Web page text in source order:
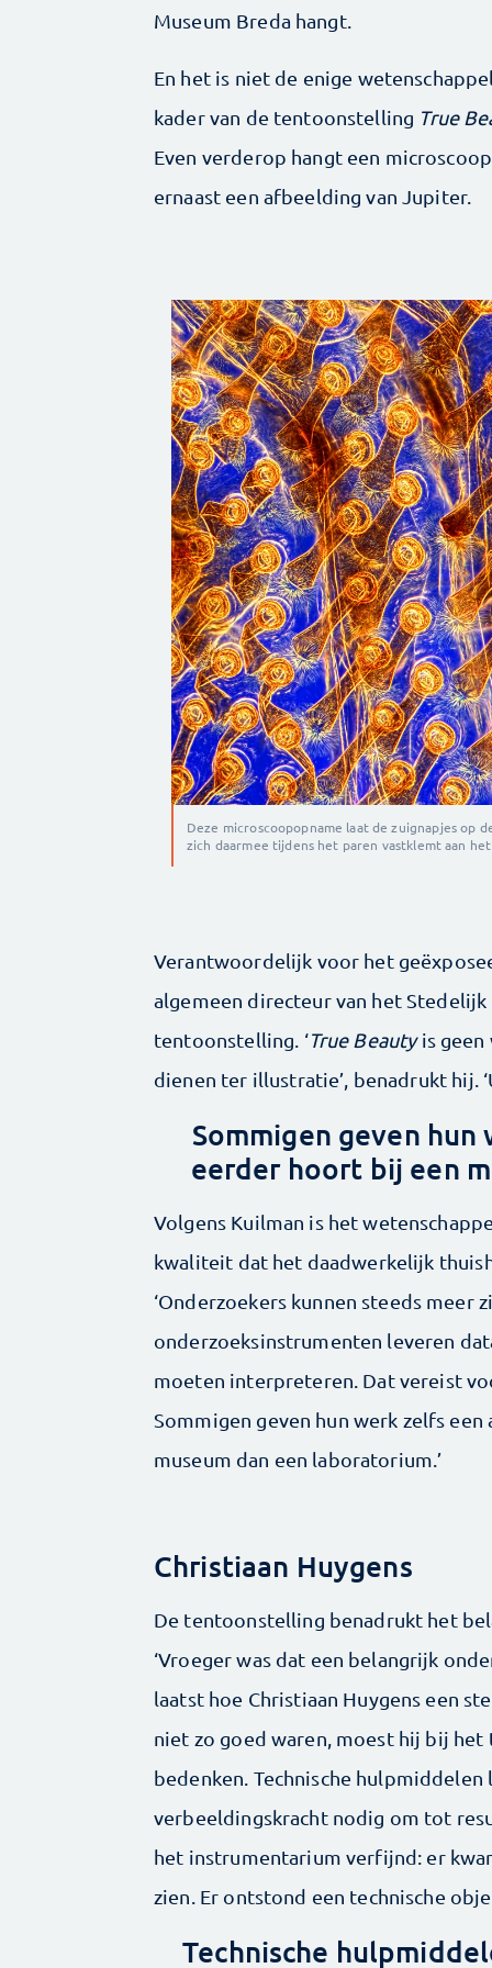
Museum Breda hangt.
En het is niet de enige
kader van de tentoonstelling True
Even verderop hangt een
ernaast een afbeelding van Jupiter.
Deze microscoopopname laat de zuignapjes op
zich daarmee tijdens het paren vastklemt aan
Verantwoordelijk voor het
algemeen directeur van het
tentoonstelling. ‘True Beautyis geen
dienen ter illustratie’, benadrukt hij.
Sommigen geven
eerder hoort bij een
Volgens Kuilman is het
kwaliteit dat het daadwerkelijk
‘Onderzoekers kunnen steeds meer
onderzoeksinstrumenten leveren
moeten interpreteren. Dat vereist
Sommigen geven hun werk zelfs
museum dan een laboratorium.’
Christiaan Huygens
De tentoonstelling benadrukt het
‘Vroeger was dat een belangrijk
laatst hoe Christiaan Huygens een
niet zo goed waren, moest hij bij
bedenken. Technische
verbeeldingskracht nodig om tot
het instrumentarium verfijnd: er
zien. Er ontstond een technische
Technische